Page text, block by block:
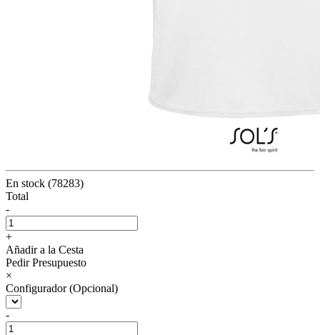
En stock (78283)
Total
-
+
Añadir a la Cesta
Pedir Presupuesto
×
Configurador (Opcional)
-